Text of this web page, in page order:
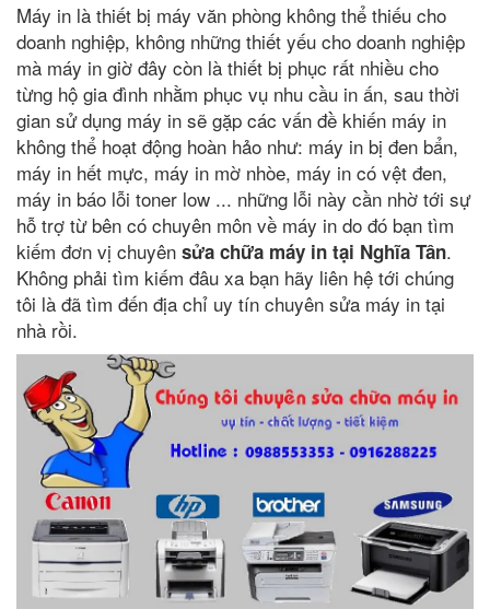
Máy in là thiết bị máy văn phòng không thể thiếu cho
doanh nghiệp, không những thiết yếu cho doanh nghiệp
mà máy in giờ đây còn là thiết bị phục rất nhiều cho
từng hộ gia đình nhằm phục vụ nhu cầu in ấn, sau thời
gian sử dụng máy in sẽ gặp các vấn đề khiến máy in
không thể hoạt động hoàn hảo như: máy in bị đen bẩn,
máy in hết mực, máy in mờ nhòe, máy in có vệt đen,
máy in báo lỗi toner low ... những lỗi này cần nhờ tới sự
hỗ trợ từ bên có chuyên môn về máy in do đó bạn tìm
kiếm đơn vị chuyên sửa chữa máy in tại Nghĩa Tân.
Không phải tìm kiếm đâu xa bạn hãy liên hệ tới chúng
tôi là đã tìm đến địa chỉ uy tín chuyên sửa máy in tại
nhà rồi.